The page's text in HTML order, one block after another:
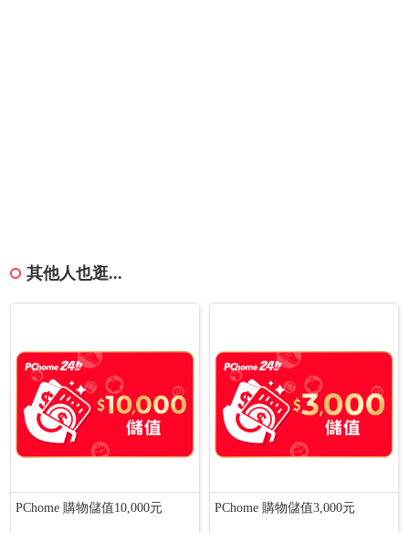
其他人也逛...
PChome 購物儲值10,000元 PChome 購物儲值3,000元